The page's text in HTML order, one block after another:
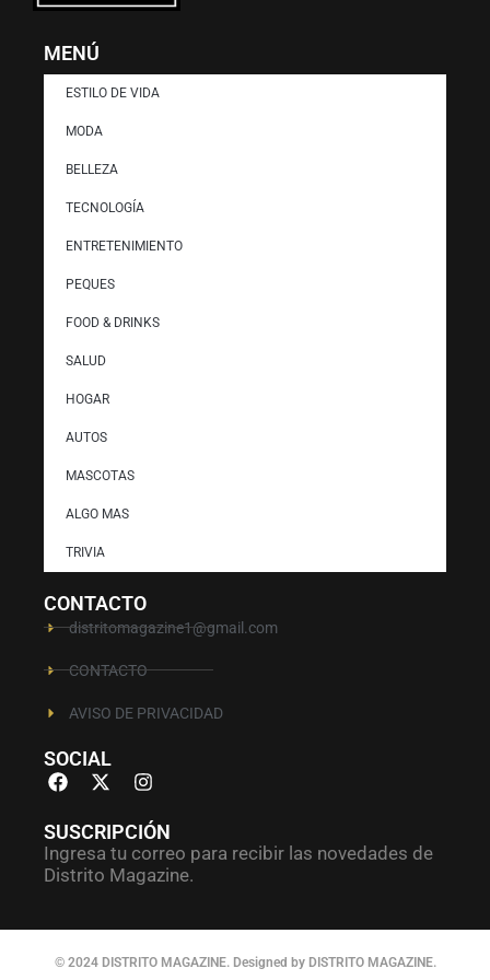
MENÚ
ESTILO DE VIDA
MODA
BELLEZA
TECNOLOGÍA
ENTRETENIMIENTO
PEQUES
FOOD & DRINKS
SALUD
HOGAR
AUTOS
MASCOTAS
ALGO MAS
TRIVIA
CONTACTO
distritomagazine1@gmail.com
CONTACTO
AVISO DE PRIVACIDAD
SOCIAL
SUSCRIPCIÓN
Ingresa tu correo para recibir las novedades de
Distrito Magazine.
© 2024 DISTRITO MAGAZINE. Designed by DISTRITO MAGAZINE.